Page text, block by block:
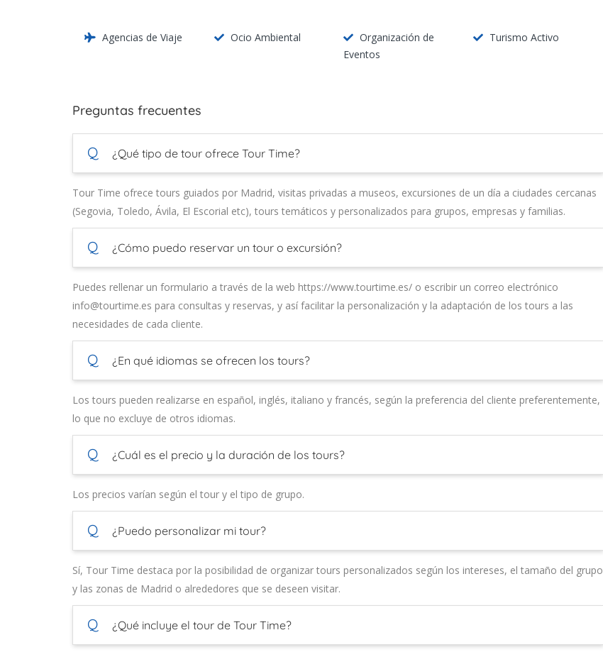
Agencias de Viaje Ocio Ambiental
Organización de
Eventos
Turismo Activo
Preguntas frecuentes
Q ¿Qué tipo de tour ofrece Tour Time?
Tour Time ofrece tours guiados por Madrid, visitas privadas a museos, excursiones de un día a ciudades cercanas
(Segovia, Toledo, Ávila, El Escorial etc), tours temáticos y personalizados para grupos, empresas y familias.
Q ¿Cómo puedo reservar un tour o excursión?
Puedes rellenar un formulario a través de la web https://www.tourtime.es/ o escribir un correo electrónico
info@tourtime.es para consultas y reservas, y así facilitar la personalización y la adaptación de los tours a las
necesidades de cada cliente.
Q ¿En qué idiomas se ofrecen los tours?
Los tours pueden realizarse en español, inglés, italiano y francés, según la preferencia del cliente preferentemente,
lo que no excluye de otros idiomas.
Q ¿Cuál es el precio y la duración de los tours?
Los precios varían según el tour y el tipo de grupo.
Q ¿Puedo personalizar mi tour?
Sí, Tour Time destaca por la posibilidad de organizar tours personalizados según los intereses, el tamaño del grupo
y las zonas de Madrid o alrededores que se deseen visitar.
Q ¿Qué incluye el tour de Tour Time?